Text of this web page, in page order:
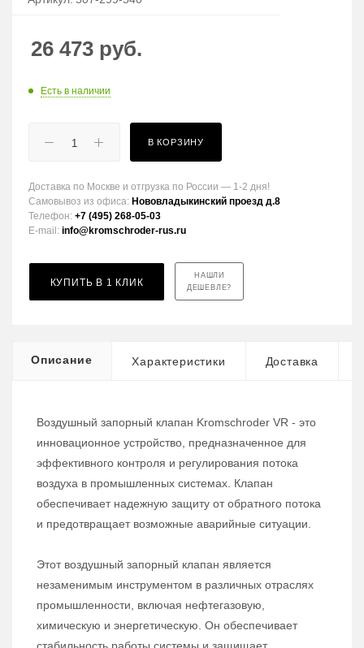
26 473 руб.
Есть в наличии
В КОРЗИНУ
Доставка по Москве и отгрузка по России — 1-2 дня!
Самовывоз из офиса: Нововладыкинский проезд д.8
Телефон: +7 (495) 268-05-03
E-mail: info@kromschroder-rus.ru
КУПИТЬ В 1 КЛИК
НАШЛИ
ДЕШЕВЛЕ?
Описание Характеристики Доставка
Воздушный запорный клапан Kromschroder VR - это
инновационное устройство, предназначенное для
эффективного контроля и регулирования потока
воздуха в промышленных системах. Клапан
обеспечивает надежную защиту от обратного потока
и предотвращает возможные аварийные ситуации.
Этот воздушный запорный клапан является
незаменимым инструментом в различных отраслях
промышленности, включая нефтегазовую,
химическую и энергетическую. Он обеспечивает